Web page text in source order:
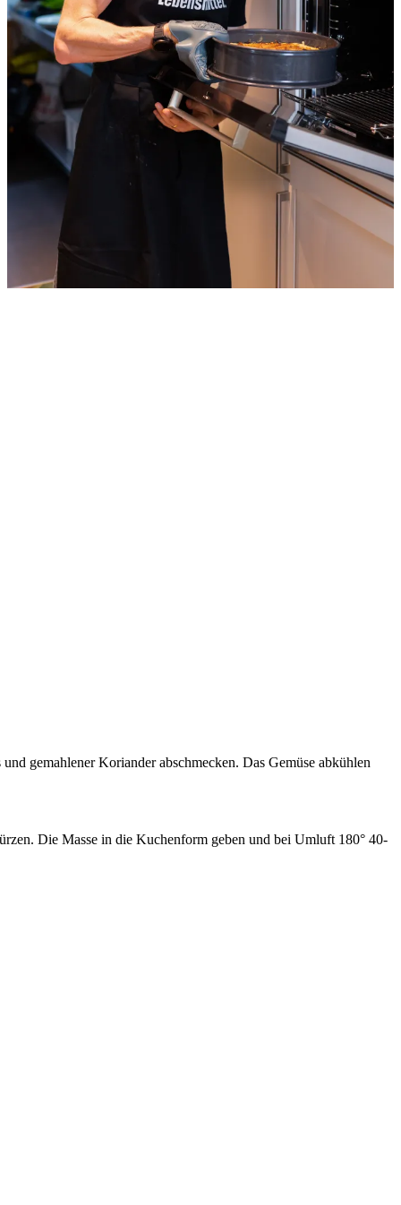
gemahlener Koriander abschmecken. Das Gemüse abkühlen
Die Masse in die Kuchenform geben und bei Umluft 180° 40-